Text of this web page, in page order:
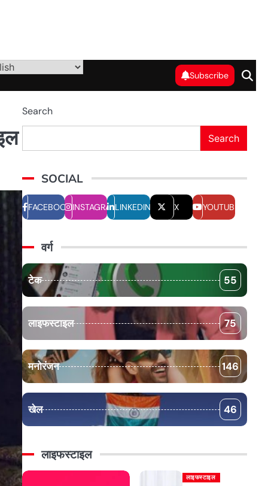
Subscribe
Search
Search
SOCIAL
FACEBOOKINSTAGRAMLINKEDIN X YOUTUBE
वर्ग
टेक 55
लाइफस्टाइल 75
मनोरंजन 146
खेल 46
लाइफस्टाइल
लाइफस्टाइल